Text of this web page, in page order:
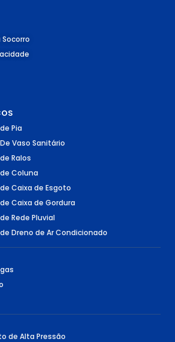
Socorro
Pia
Vaso Sanitário
Ralos
Coluna
Caixa de Esgoto
Caixa de Gordura
Rede Pluvial
Dreno de Ar Condicionado
de Alta Pressão